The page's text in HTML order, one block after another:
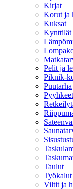
Kirjat
Korut ja
Kuksat
Kynttilät
Pelit ja
Piknik-
Puutarha
Taulut
Työkalut
Viltit ja